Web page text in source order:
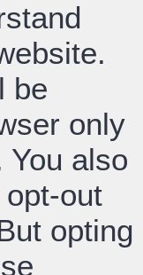
be
only
also
out
opting